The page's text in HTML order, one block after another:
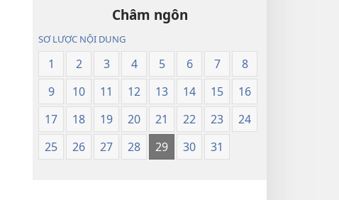
Châm ngôn
SƠ LƯỢC NỘI DUNG
1 2 3 4 5 6 7
8
9
10 11 12 13 14 15
16
17
18 19 20 21 22 23
24
25
26 27 28 29 30 31